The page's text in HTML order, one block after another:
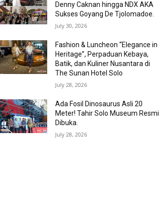
Denny Caknan hingga NDX AKA
Sukses Goyang De Tjolomadoe.
July 30, 2026
Fashion & Luncheon “Elegance in
Heritage”, Perpaduan Kebaya,
Batik, dan Kuliner Nusantara di
The Sunan Hotel Solo
July 28, 2026
Ada Fosil Dinosaurus Asli 20
Meter! Tahir Solo Museum Resmi
Dibuka.
July 28, 2026